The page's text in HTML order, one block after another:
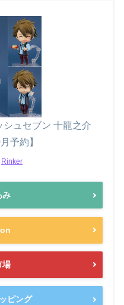
ュセブン 十龍之介
予約】
Rinker
み
場
ピング